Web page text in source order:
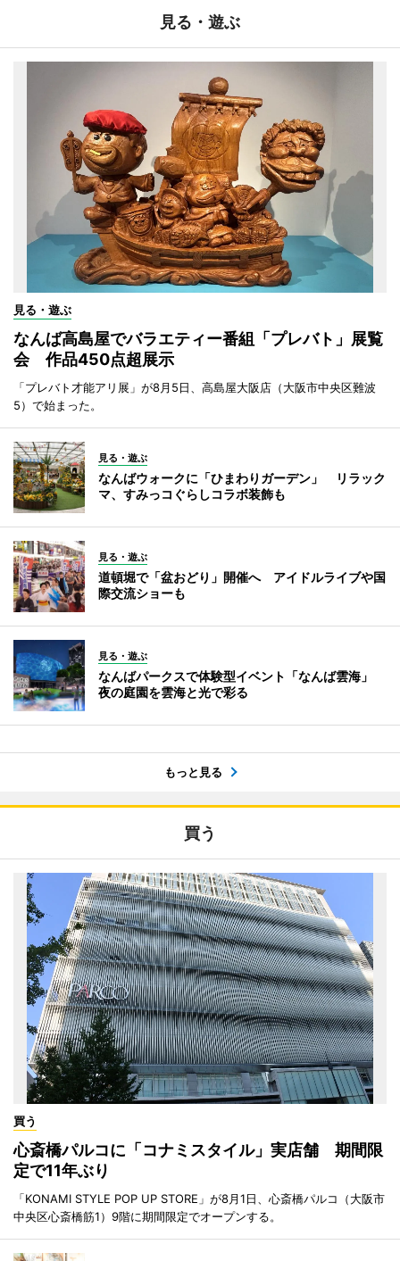
見る・遊ぶ
見る・遊ぶ
なんば高島屋でバラエティー番組「プレバト」展覧
会 作品450点超展示
「プレバト才能アリ展」が8月5日、高島屋大阪店（大阪市中央区難波
5）で始まった。
見る・遊ぶ
なんばウォークに「ひまわりガーデン」 リラック
マ、すみっコぐらしコラボ装飾も
見る・遊ぶ
道頓堀で「盆おどり」開催へ アイドルライブや国
際交流ショーも
見る・遊ぶ
なんばパークスで体験型イベント「なんば雲海」
夜の庭園を雲海と光で彩る
もっと見る
買う
買う
心斎橋パルコに「コナミスタイル」実店舗 期間限
定で11年ぶり
「KONAMI STYLE POP UP STORE」が8月1日、心斎橋パルコ（大阪市
中央区心斎橋筋1）9階に期間限定でオープンする。